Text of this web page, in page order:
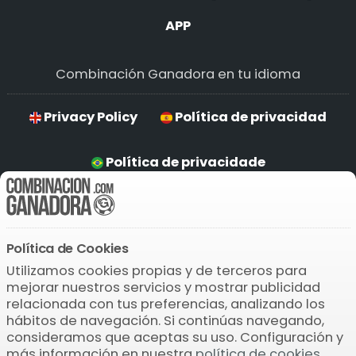
APP
Combinación Ganadora en tu idioma
Privacy Policy Política de privacidad
Política de privacidade
Hinweise zum Datenschutz
Descarga la APP
Política de Cookies
Utilizamos cookies propias y de terceros para
mejorar nuestros servicios y mostrar publicidad
relacionada con tus preferencias, analizando los
hábitos de navegación. Si continúas navegando,
consideramos que aceptas su uso. Configuración y